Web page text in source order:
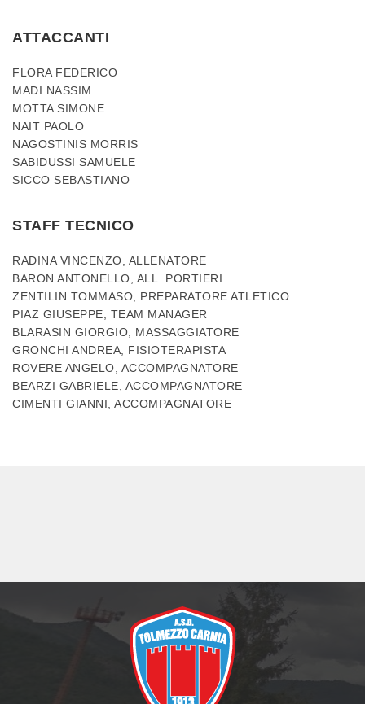
ATTACCANTI
FLORA FEDERICO
MADI NASSIM
MOTTA SIMONE
NAIT PAOLO
NAGOSTINIS MORRIS
SABIDUSSI SAMUELE
SICCO SEBASTIANO
STAFF TECNICO
RADINA VINCENZO, ALLENATORE
BARON ANTONELLO, ALL. PORTIERI
ZENTILIN TOMMASO, PREPARATORE ATLETICO
PIAZ GIUSEPPE, TEAM MANAGER
BLARASIN GIORGIO, MASSAGGIATORE
GRONCHI ANDREA, FISIOTERAPISTA
ROVERE ANGELO, ACCOMPAGNATORE
BEARZI GABRIELE, ACCOMPAGNATORE
CIMENTI GIANNI, ACCOMPAGNATORE